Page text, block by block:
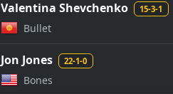
Valentina Shevchenko 15-3-1
Bullet
Jon Jones 22-1-0
Bones